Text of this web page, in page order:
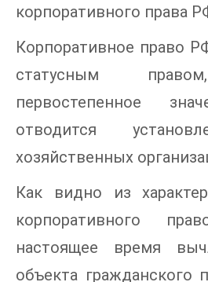
корпоративного права
Корпоративное право
статусным
первостепенное
отводится
хозяйственных
Как видно из
корпоративного
настоящее время
объекта гражданского